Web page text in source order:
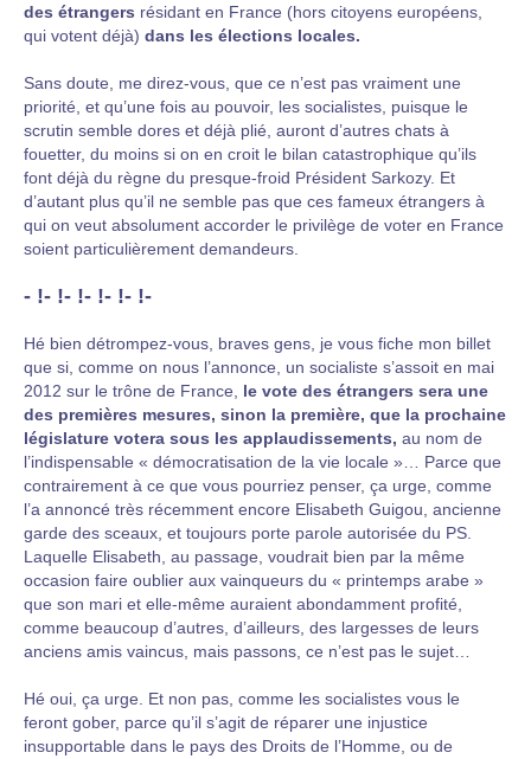
des étrangers résidant en France (hors citoyens européens,
qui votent déjà) dans les élections locales.
Sans doute, me direz-vous, que ce n’est pas vraiment une
priorité, et qu’une fois au pouvoir, les socialistes, puisque le
scrutin semble dores et déjà plié, auront d’autres chats à
fouetter, du moins si on en croit le bilan catastrophique qu’ils
font déjà du règne du presque-froid Président Sarkozy. Et
d’autant plus qu’il ne semble pas que ces fameux étrangers à
qui on veut absolument accorder le privilège de voter en France
soient particulièrement demandeurs.
- !- !- !- !- !- !-
Hé bien détrompez-vous, braves gens, je vous fiche mon billet
que si, comme on nous l’annonce, un socialiste s’assoit en mai
2012 sur le trône de France, le vote des étrangers sera une
des premières mesures, sinon la première, que la prochaine
législature votera sous les applaudissements, au nom de
l’indispensable « démocratisation de la vie locale »… Parce que
contrairement à ce que vous pourriez penser, ça urge, comme
l’a annoncé très récemment encore Elisabeth Guigou, ancienne
garde des sceaux, et toujours porte parole autorisée du PS.
Laquelle Elisabeth, au passage, voudrait bien par la même
occasion faire oublier aux vainqueurs du « printemps arabe »
que son mari et elle-même auraient abondamment profité,
comme beaucoup d’autres, d’ailleurs, des largesses de leurs
anciens amis vaincus, mais passons, ce n’est pas le sujet…
Hé oui, ça urge. Et non pas, comme les socialistes vous le
feront gober, parce qu’il s’agit de réparer une injustice
insupportable dans le pays des Droits de l’Homme, ou de